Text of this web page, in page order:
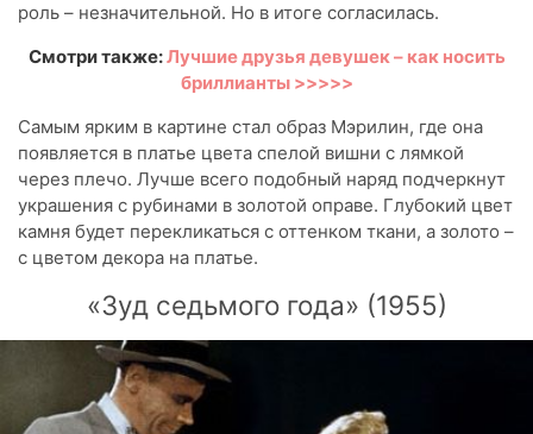
роль – незначительной. Но в итоге согласилась.
Смотри также:Лучшие друзья девушек – как носить
бриллианты >>>>>
Самым ярким в картине стал образ Мэрилин, где она
появляется в платье цвета спелой вишни с лямкой
через плечо. Лучше всего подобный наряд подчеркнут
украшения с рубинами в золотой оправе. Глубокий цвет
камня будет перекликаться с оттенком ткани, а золото –
с цветом декора на платье.
«Зуд седьмого года» (1955)